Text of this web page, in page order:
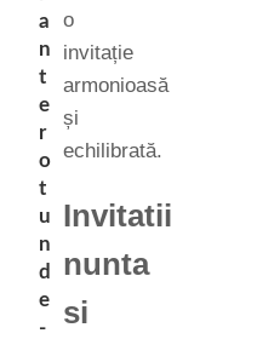
a
n
t
e
r
o
t
u
n
d
e
-
o
invitație
armonioasă
și
echilibrată.
Invitatii
nunta
si